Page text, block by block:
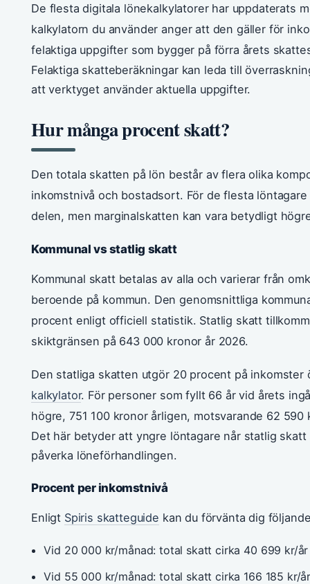
De flesta digitala lönekalkylatorer har uppdaterats
kalkylatorn du använder anger att den gäller för
felaktiga uppgifter som bygger på förra årets
Felaktiga skatteberäkningar kan leda till
att verktyget använder aktuella uppgifter.
Hur många procent skatt?
Den totala skatten på lön består av flera olika
inkomstnivå och bostadsort. För de flesta
delen, men marginalskatten kan vara betydligt
Kommunal vs statlig skatt
Kommunal skatt betalas av alla och varierar från
beroende på kommun. Den genomsnittliga
procent enligt officiell statistik. Statlig skatt
skiktgränsen på 643 000 kronor år 2026.
Den statliga skatten utgör 20 procent på
kalkylator. För personer som fyllt 66 år vid årets
högre, 751 100 kronor årligen, motsvarande 62 590
Det här betyder att yngre löntagare når statlig
påverka löneförhandlingen.
Procent per inkomstnivå
Enligt Spiris skatteguide kan du förvänta dig
Vid 20 000 kr/månad: total skatt cirka 40 699 kr/år
Vid 55 000 kr/månad: total skatt cirka 166 185 kr/